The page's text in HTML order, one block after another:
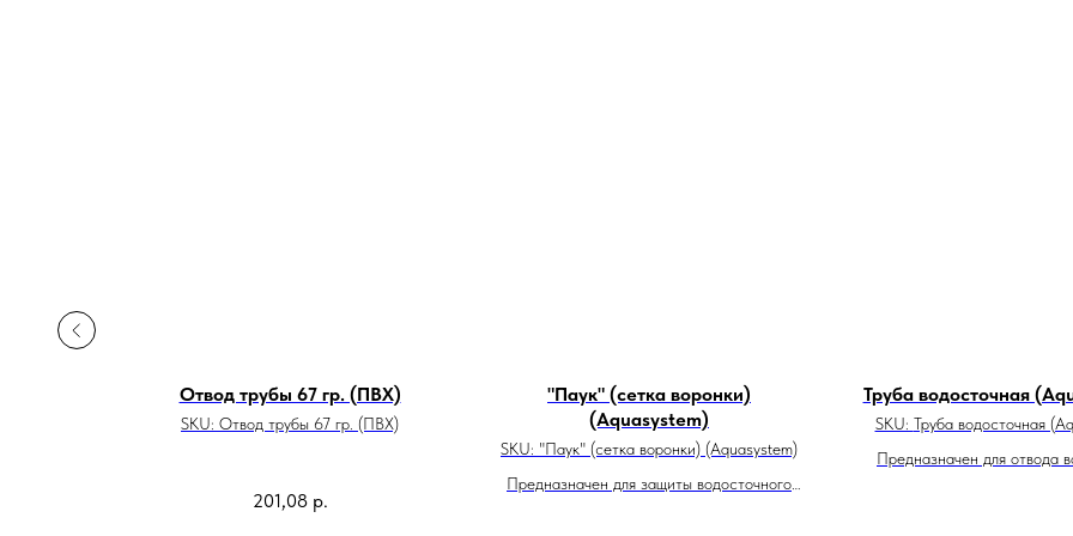
Отвод трубы 67 гр. (ПВХ)
SKU: Отвод трубы 67 гр. (ПВХ)
201,08 р.
"Паук" (сетка воронки)
(Aquasystem)
SKU: "Паук" (сетка воронки) (Aquasystem)
Предназначен для защиты водосточного
Труба водосточная
SKU: Труба водосточная
Предназначен для отвода